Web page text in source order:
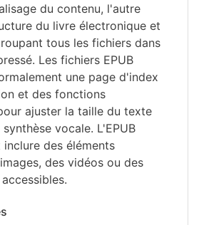
du contenu, l'autre
du livre électronique et
tous les fichiers dans
Les fichiers EPUB
une page d'index
et des fonctions
ajuster la taille du texte
vocale. L'EPUB
des éléments
des vidéos ou des